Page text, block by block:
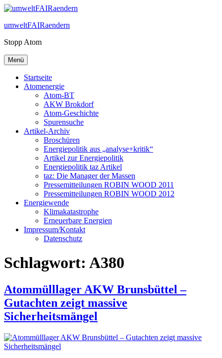
Zum
springen
umweltFAIRaendern
Stopp Atom
Menü
Startseite
Atomenergie
Atom-BT
AKW Brokdorf
Atom-Geschichte
Spurensuche
Artikel-Archiv
Broschüren
Energiepolitik aus „analyse+kritik“
Artikel zur Energiepolitik
Energiepolitik taz Artikel
taz: Die Manager der Massen
Pressemitteilungen ROBIN WOOD 2011
Pressemitteilungen ROBIN WOOD 2012
Energiewende
Klimakatastrophe
Erneuerbare Energien
Impressum/Kontakt
Datenschutz
Schlagwort: A380
Atommülllager AKW Brunsbüttel –
Gutachten zeigt massive
Sicherheitsmängel